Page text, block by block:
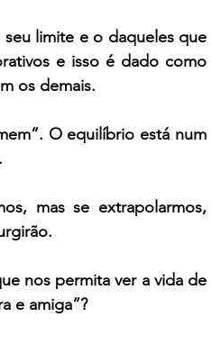
limite e o daqueles que
e isso é dado como
os demais.
O equilíbrio está num
mas se extrapolarmos,
nos permita ver a vida de
e amiga”?